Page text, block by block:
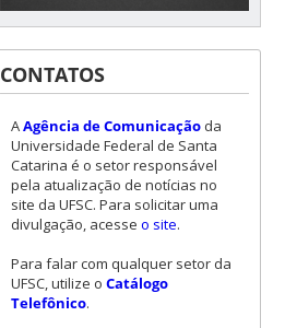
CONTATOS
AAgência de Comunicaçãoda
Universidade Federal de Santa
Catarina é o setor responsável
pela atualização de notícias no
site da UFSC. Para solicitar uma
divulgação, acesse o site.
Para falar com qualquer setor da
UFSC, utilize o Catálogo
Telefônico.